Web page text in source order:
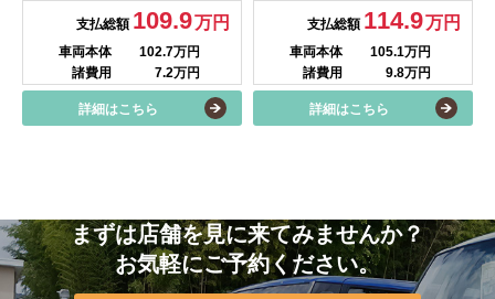
支払総額 109.9万円
車両本体
102.7万円
諸費用
7.2万円
詳細はこちら
支払総額 114.9万円
車両本体
105.1万円
諸費用
9.8万円
詳細はこちら
まずは店舗を見に来てみませんか？
お気軽にご予約ください。